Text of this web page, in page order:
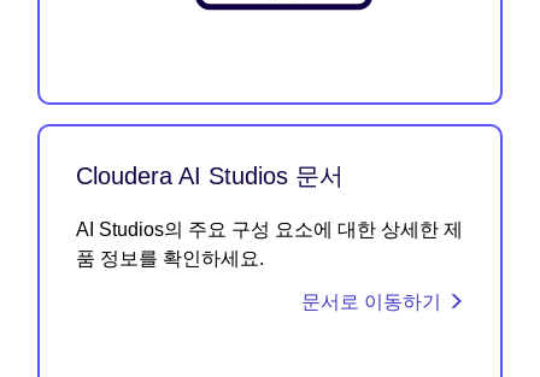
Cloudera AI Studios 문서
AI Studios의 주요 구성 요소에 대한 상세한 제
품 정보를 확인하세요.
문서로 이동하기